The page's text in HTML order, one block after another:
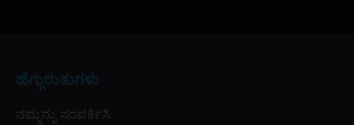
ಹೆಗ್ಗುರುತುಗಳು
ನಮ್ಮನ್ನು ಸಂಪರ್ಕಿಸಿ